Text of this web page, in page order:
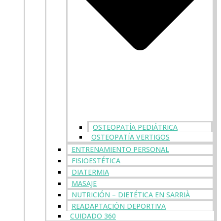
OSTEOPATÍA PEDIÁTRICA
OSTEOPATÍA VERTIGOS
ENTRENAMIENTO PERSONAL
FISIOESTÉTICA
DIATERMIA
MASAJE
NUTRICIÓN – DIETÉTICA EN SARRIÀ
READAPTACIÓN DEPORTIVA
CUIDADO 360